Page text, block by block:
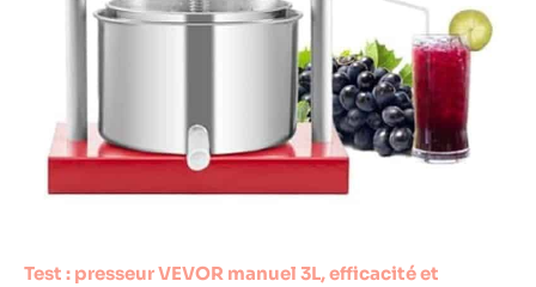
Test : presseur VEVOR manuel 3L, efficacité et